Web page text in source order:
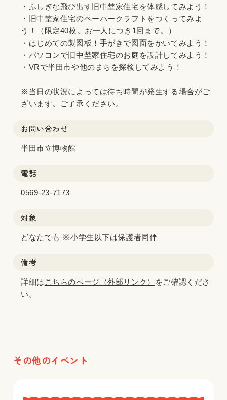
・ふしぎな飛び出す旧中埜家住宅を体感してみよう！
・旧中埜家住宅のペーパークラフトをつくってみよ
う！（限定40枚。お一人につき1回まで。）
・はじめての製図板！手がきで図面をかいてみよう！
・パソコンで旧中埜家住宅のお庭を設計してみよう！
・VRで半田市や他のまちを探検してみよう！
※当日の状況によっては待ち時間が発生する場合がご
ざいます。ご了承ください。
お問い合わせ
半田市立博物館
電話
0569-23-7173
対象
どなたでも ※小学生以下は保護者同伴
備考
詳細は こちらのページ（外部リンク）
をご確認くださ
い。
その他のイベント